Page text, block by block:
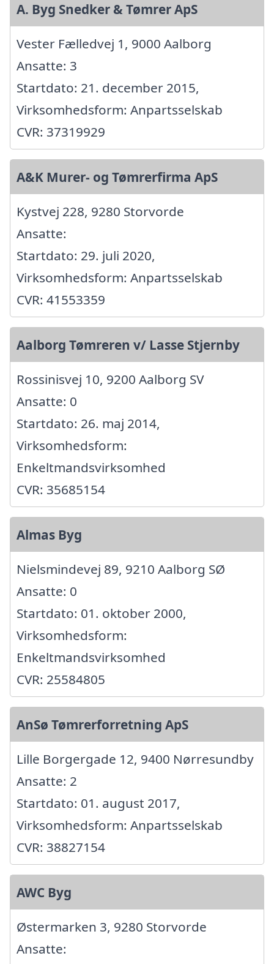
A. Byg Snedker & Tømrer ApS
Vester Fælledvej 1, 9000 Aalborg
Ansatte: 3
Startdato: 21. december 2015,
Virksomhedsform: Anpartsselskab
CVR: 37319929
A&K Murer- og Tømrerfirma ApS
Kystvej 228, 9280 Storvorde
Ansatte:
Startdato: 29. juli 2020,
Virksomhedsform: Anpartsselskab
CVR: 41553359
Aalborg Tømreren v/ Lasse Stjernby
Rossinisvej 10, 9200 Aalborg SV
Ansatte: 0
Startdato: 26. maj 2014,
Virksomhedsform:
Enkeltmandsvirksomhed
CVR: 35685154
Almas Byg
Nielsmindevej 89, 9210 Aalborg SØ
Ansatte: 0
Startdato: 01. oktober 2000,
Virksomhedsform:
Enkeltmandsvirksomhed
CVR: 25584805
AnSø Tømrerforretning ApS
Lille Borgergade 12, 9400 Nørresundby
Ansatte: 2
Startdato: 01. august 2017,
Virksomhedsform: Anpartsselskab
CVR: 38827154
AWC Byg
Østermarken 3, 9280 Storvorde
Ansatte: